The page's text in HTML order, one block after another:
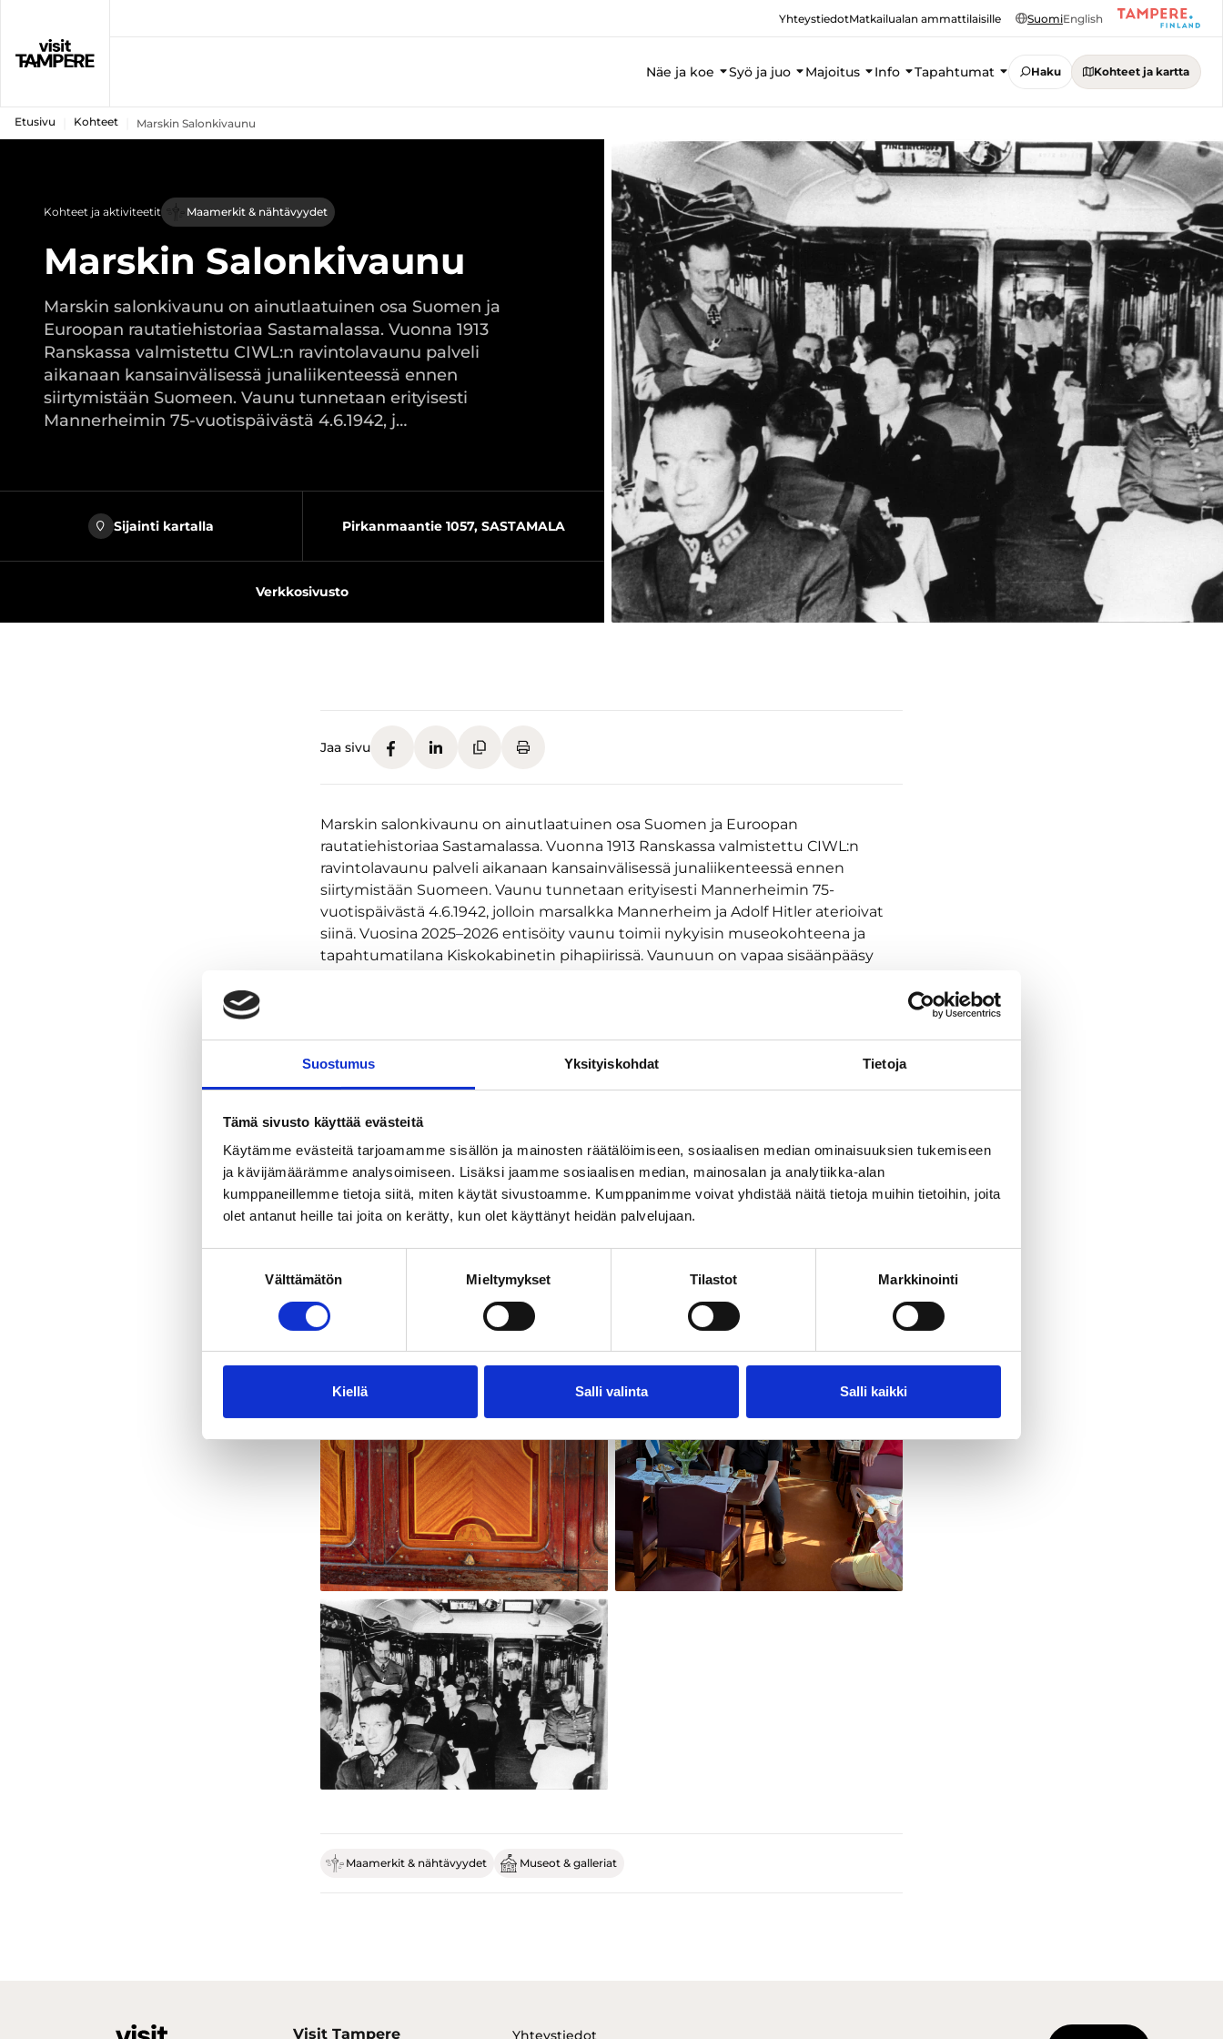
Suostumus Yksityiskohdat Tietoja
Tämä sivusto käyttää evästeitä
Käytämme evästeitä tarjoamamme sisällön ja mainosten räätälöimiseen, sosiaalisen median ominaisuuksien tukemiseen
ja kävijämäärämme analysoimiseen. Lisäksi jaamme sosiaalisen median, mainosalan ja analytiikka-alan
kumppaneillemme tietoja siitä, miten käytät sivustoamme. Kumppanimme voivat yhdistää näitä tietoja muihin tietoihin, joita
olet antanut heille tai joita on kerätty, kun olet käyttänyt heidän palvelujaan.
Välttämätön Mieltymykset Tilastot Markkinointi
Kiellä Salli valinta Salli kaikki
YhteystiedotMatkailualan ammattilaisille SuomiEnglish
Näe ja koe Syö ja juo Majoitus Info Tapahtumat Haku Kohteet ja kartta
Etusivu Kohteet Marskin Salonkivaunu
Kohteet ja aktiviteetit Maamerkit & nähtävyydet
Marskin Salonkivaunu
Marskin salonkivaunu on ainutlaatuinen osa Suomen ja
Euroopan rautatiehistoriaa Sastamalassa. Vuonna 1913
Ranskassa valmistettu CIWL:n ravintolavaunu palveli
aikanaan kansainvälisessä junaliikenteessä ennen
siirtymistään Suomeen. Vaunu tunnetaan erityisesti
Mannerheimin 75-vuotispäivästä 4.6.1942, j…
Sijainti kartalla Pirkanmaantie 1057, SASTAMALA
Verkkosivusto
Jaa sivu
Marskin salonkivaunu on ainutlaatuinen osa Suomen ja Euroopan
rautatiehistoriaa Sastamalassa. Vuonna 1913 Ranskassa valmistettu CIWL:n
ravintolavaunu palveli aikanaan kansainvälisessä junaliikenteessä ennen
siirtymistään Suomeen. Vaunu tunnetaan erityisesti Mannerheimin 75-
vuotispäivästä 4.6.1942, jolloin marsalkka Mannerheim ja Adolf Hitler aterioivat
siinä. Vuosina 2025–2026 entisöity vaunu toimii nykyisin museokohteena ja
tapahtumatilana Kiskokabinetin pihapiirissä. Vaunuun on vapaa sisäänpääsy
Maamerkit & nähtävyydet Museot & galleriat
Visit Tampere Yhteystiedot